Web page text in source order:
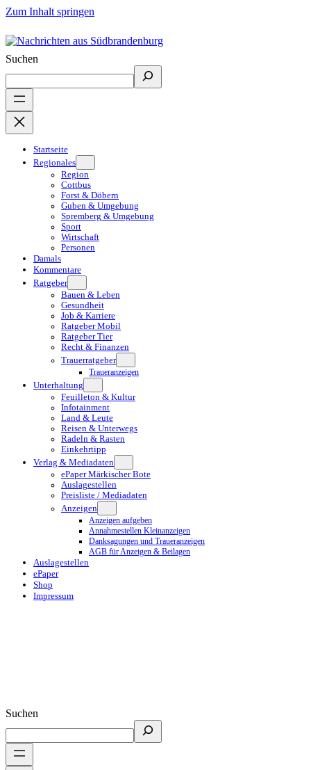
Zum Inhalt springen
Suchen
Startseite
Regionales
Region
Cottbus
Forst & Döbern
Guben & Umgebung
Spremberg & Umgebung
Sport
Wirtschaft
Personen
Damals
Kommentare
Ratgeber
Bauen & Leben
Gesundheit
Job & Karriere
Ratgeber Mobil
Ratgeber Tier
Recht & Finanzen
Trauerratgeber
Traueranzeigen
Unterhaltung
Feuilleton & Kultur
Infotainment
Land & Leute
Reisen & Unterwegs
Radeln & Rasten
Einkehrtipp
Verlag & Mediadaten
ePaper Märkischer Bote
Auslagestellen
Preisliste / Mediadaten
Anzeigen
Anzeigen aufgeben
Annahmestellen Kleinanzeigen
Danksagungen und Traueranzeigen
AGB für Anzeigen & Beilagen
Auslagestellen
ePaper
Shop
Impressum
Suchen